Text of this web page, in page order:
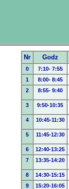
Nr Godz
0 7:10- 7:55
1 8:00- 8:45
2 8:55- 9:40
3 9:50-10:35
4 10:45-11:30
5 11:45-12:30
6 12:40-13:25
7 13:35-14:20
8 14:30-15:15
9
15:20-16:05